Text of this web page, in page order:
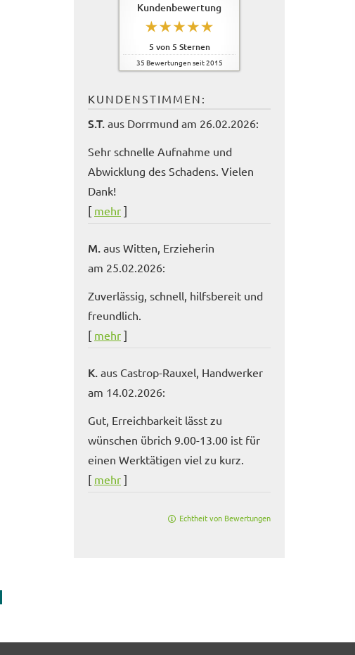
Kundenbewertung
5 von5 Sternen
35 Bewertungen seit 2015
KUNDENSTIMMEN:
S.T. aus Dorrmund am 26.02.2026:
Sehr schnelle Aufnahme und
Abwicklung des Schadens. Vielen
Dank!
[ mehr ]
M. aus Witten, Erzieherin
am 25.02.2026:
Zuverlässig, schnell, hilfsbereit und
freundlich.
[ mehr ]
K. aus Castrop-Rauxel, Handwerker
am 14.02.2026:
Gut, Erreichbarkeit lässt zu
wünschen übrich 9.00-13.00 ist für
einen Werktätigen viel zu kurz.
[ mehr ]
Echtheit von Bewertungen